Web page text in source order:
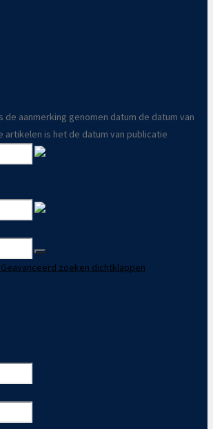
de aanmerking genomen datum de datum van
artikelen is het de datum van publicatie
Geavanceerd zoeken dichtklappen